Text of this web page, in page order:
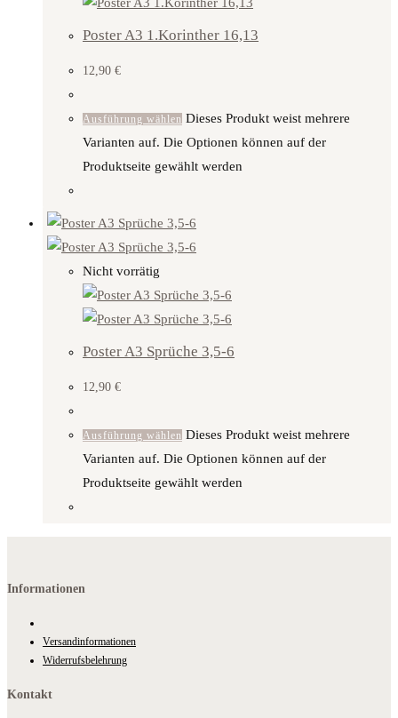
Poster A3 1.Korinther 16,13
12,90 €
Ausführung wählen Dieses Produkt weist mehrere
Varianten auf. Die Optionen können auf der
Produktseite gewählt werden
Nicht vorrätig
Poster A3 Sprüche 3,5-6
12,90 €
Ausführung wählen Dieses Produkt weist mehrere
Varianten auf. Die Optionen können auf der
Produktseite gewählt werden
Informationen
Versandinformationen
Widerrufsbelehrung
Kontakt